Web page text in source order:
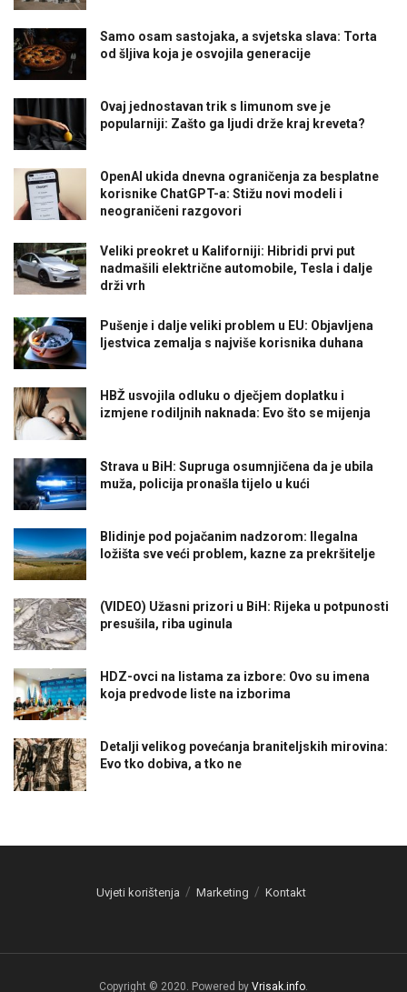
Samo osam sastojaka, a svjetska slava: Torta
od šljiva koja je osvojila generacije
Ovaj jednostavan trik s limunom sve je
popularniji: Zašto ga ljudi drže kraj kreveta?
OpenAI ukida dnevna ograničenja za besplatne
korisnike ChatGPT-a: Stižu novi modeli i
neograničeni razgovori
Veliki preokret u Kaliforniji: Hibridi prvi put
nadmašili električne automobile, Tesla i dalje
drži vrh
Pušenje i dalje veliki problem u EU: Objavljena
ljestvica zemalja s najviše korisnika duhana
HBŽ usvojila odluku o dječjem doplatku i
izmjene rodiljnih naknada: Evo što se mijenja
Strava u BiH: Supruga osumnjičena da je ubila
muža, policija pronašla tijelo u kući
Blidinje pod pojačanim nadzorom: Ilegalna
ložišta sve veći problem, kazne za prekršitelje
(VIDEO) Užasni prizori u BiH: Rijeka u potpunosti
presušila, riba uginula
HDZ-ovci na listama za izbore: Ovo su imena
koja predvode liste na izborima
Detalji velikog povećanja braniteljskih mirovina:
Evo tko dobiva, a tko ne
Uvjeti korištenja Marketing Kontakt
Copyright © 2020. Powered by Vrisak.info